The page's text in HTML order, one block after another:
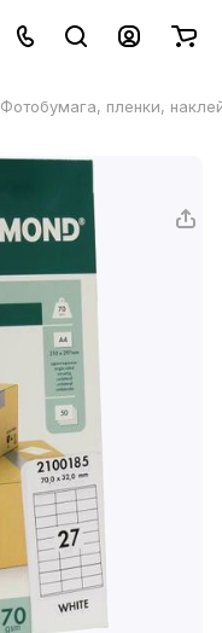
Фотобумага, пленки,